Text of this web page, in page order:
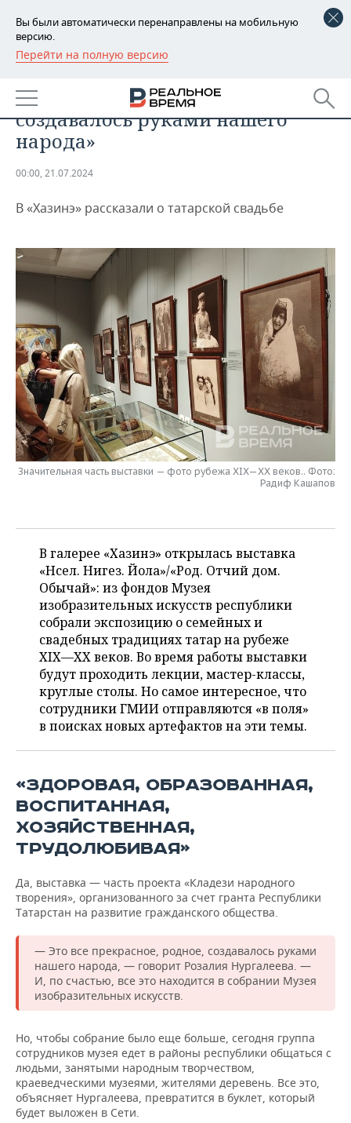
Вы были автоматически перенаправлены на мобильную
версию.
Перейти на полную версию
РЕГИОНЫ
БАШКОРТОСТАН
ТАТАРСТАН
НОВОСТИ
АНАЛИТИКА
ДЕКЛАРАЦИИ О ДОХОДАХ
ВУЗЫ ТАТАРСТАНА
КОМУ ПРИНАДЛЕЖАТ
ТОРГОВЫЕ ЦЕНТРЫ
ТАТАРСТАНА
НОВОСТИ ЭКОНОМИКИ
БАНКИ
БЮДЖЕТ
ИНВЕСТИЦИИ
ПРОМЫШЛЕННОСТЬ
ПРОМЫШЛЕННОСТИ
МАШИНОСТРОЕНИЕ
НЕФТЕХИМИЯ
НЕФТЬ
ОПК
ЭНЕРГЕТИКА
НОВОСТИ НЕДВИЖИМОСТИ
АВТО
НОВОСТИ АВТО
БИЗНЕС
НОВОСТИ БИЗНЕСА
РОЗНИЧНАЯ ТОРГОВЛЯ
ТРАНСПОРТ
УСЛУГИ
ТЕХНОЛОГИИ
НОВОСТИ ТЕХНОЛОГИЙ
IT
МЕДИА
МЕРОПРИЯТИЯ
НОВОСТИ МЕРОПРИЯТИЙ
ВЫЕЗДНАЯ РЕДАКЦИЯ
ONLINE-КОНФЕРЕНЦИИ
ОТКРЫТАЯ ЛЕКЦИЯ
СПОРТ
НОВОСТИ СПОРТА
ХОККЕЙ
БАСКЕТБОЛ
ВОЛЕЙБОЛ
КИБЕРСПОРТ
ФИГУРНОЕ КАТАНИЕ
ВОДНЫЕ ВИДЫ СПОРТА
ОБЩЕСТВО
ВЛАСТЬ
ИНФРАСТРУКТУРА
ИСТОРИЯ
КУЛЬТУРА
МЕДИЦИНА
ОБРАЗОВАНИЕ
СЮЖЕТЫ
СПРАВОЧНИК
СПИСОК ПЕРСОН
СПИСОК КОМПАНИЙ
ПОЛНАЯ ВЕРСИЯ
«Это все прекрасное, родное,
создавалось руками нашего
народа»
00:00, 21.07.2024
В «Хазинэ» рассказали о татарской свадьбе
Значительная часть выставки — фото рубежа XIX—XX веков.. Фото:
Радиф Кашапов
В галерее «Хазинэ» открылась выставка
«Нәсел. Нигез. Йола»/«Род. Отчий дом.
Обычай»: из фондов Музея
изобразительных искусств республики
собрали экспозицию о семейных и
свадебных традициях татар на рубеже
XIX—XX веков. Во время работы выставки
будут проходить лекции, мастер-классы,
круглые столы. Но самое интересное, что
сотрудники ГМИИ отправляются «в поля»
в поисках новых артефактов на эти темы.
«ЗДОРОВАЯ, ОБРАЗОВАННАЯ,
ВОСПИТАННАЯ,
ХОЗЯЙСТВЕННАЯ,
ТРУДОЛЮБИВАЯ»
Да, выставка — часть проекта «Кладези народного
творения», организованного за счет гранта Республики
Татарстан на развитие гражданского общества.
— Это все прекрасное, родное, создавалось руками
нашего народа, — говорит Розалия Нургалеева. —
И, по счастью, все это находится в собрании Музея
изобразительных искусств.
Но, чтобы собрание было еще больше, сегодня группа
сотрудников музея едет в районы республики общаться с
людьми, занятыми народным творчеством,
краеведческими музеями, жителями деревень. Все это,
объясняет Нургалеева, превратится в буклет, который
будет выложен в Сети.